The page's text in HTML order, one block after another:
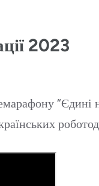
2023